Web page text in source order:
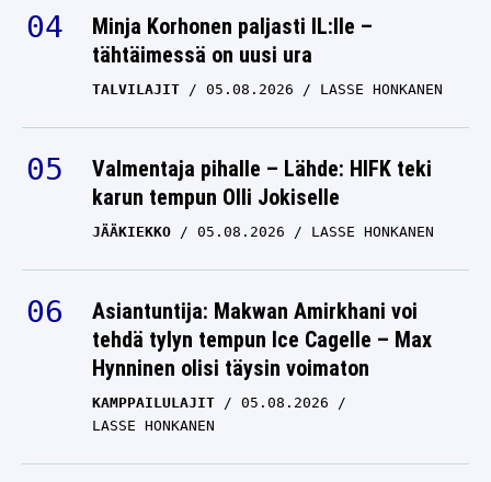
Minja Korhonen paljasti IL:lle –
tähtäimessä on uusi ura
TALVILAJIT 05.08.2026 LASSE HONKANEN
Valmentaja pihalle – Lähde: HIFK teki
karun tempun Olli Jokiselle
JÄÄKIEKKO 05.08.2026 LASSE HONKANEN
Asiantuntija: Makwan Amirkhani voi
tehdä tylyn tempun Ice Cagelle – Max
Hynninen olisi täysin voimaton
KAMPPAILULAJIT
05.08.2026
LASSE HONKANEN